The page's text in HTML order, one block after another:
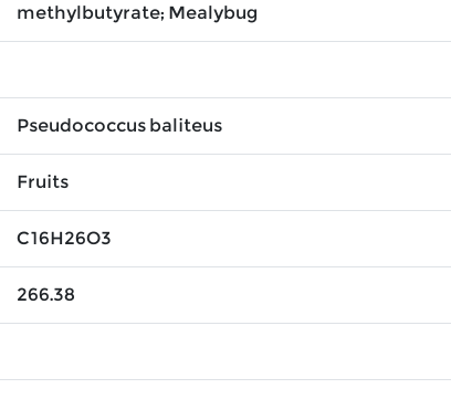
methylbutyrate; Mealybug
Pseudococcus baliteus
Fruits
C16H26O3
266.38